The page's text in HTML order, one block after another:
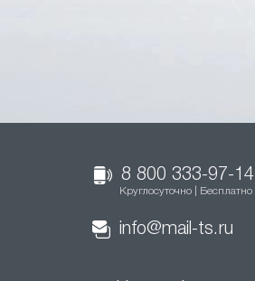
8 800 333-97-14
Круглосуточно | Бесплатно
info@mail-ts.ru